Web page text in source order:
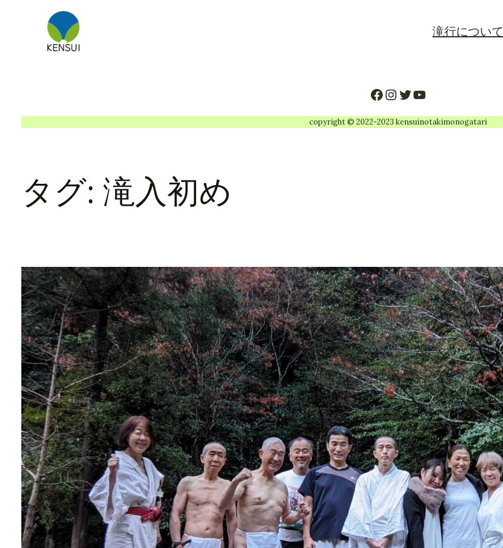
滝行について
Facebook
Instagram
Twitter
YouTube
copyright © 2022-2023 kensuinotakimonogatari
タグ: 滝入初め